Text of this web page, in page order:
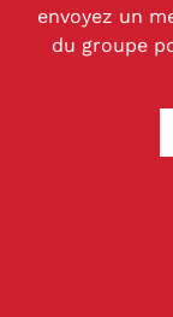
envoyez un
du groupe